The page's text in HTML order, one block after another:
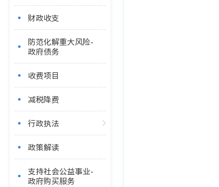
财政收支
防范化解重大风险-
政府债务
收费项目
减税降费
行政执法
政策解读
支持社会公益事业-
政府购买服务